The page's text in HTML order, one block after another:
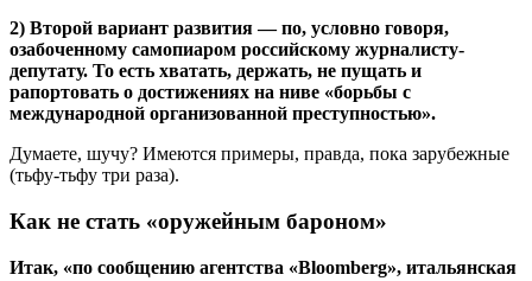
2) Второй вариант развития — по, условно говоря,
озабоченному самопиаром российскому журналисту-
депутату. То есть хватать, держать, не пущать и
рапортовать о достижениях на ниве «борьбы с
международной организованной преступностью».
Думаете, шучу? Имеются примеры, правда, пока зарубежные
(тьфу-тьфу три раза).
Как не стать «оружейным бароном»
Итак, «по сообщению агентства «Bloomberg», итальянская